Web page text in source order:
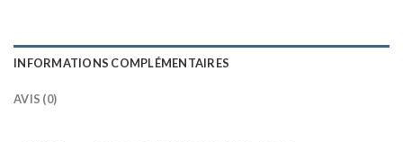
INFORMATIONS COMPLÉMENTAIRES
AVIS (0)